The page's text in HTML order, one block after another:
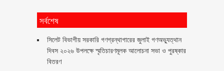
সর্বশেষ
সিলেট বিভাগীয় সরকারি গণগ্রন্থাগারের জুলাই গণঅভ্যুত্থান
দিবস ২০২৬ উপলক্ষে স্মৃতিচারণমূলক আলোচনা সভা ও পুরষ্কার
বিতরণ ‎ ‎